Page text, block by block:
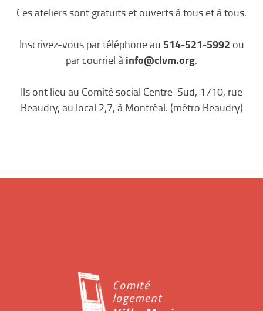
Ces ateliers sont gratuits et ouverts à tous et à tous.
Inscrivez-vous par téléphone au 514-521-5992 ou
par courriel à info@clvm.org.
Ils ont lieu au Comité social Centre-Sud, 1710, rue
Beaudry, au local 2,7, à Montréal. (métro Beaudry)